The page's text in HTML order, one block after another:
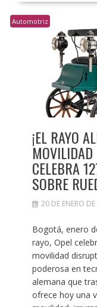
Automotriz
¡EL RAYO
CELEBRA
SOBRE
20 DE ENERO
Bogotá, enero
rayo, Opel
movilidad
poderosa en
alemana que
ofrece hoy una